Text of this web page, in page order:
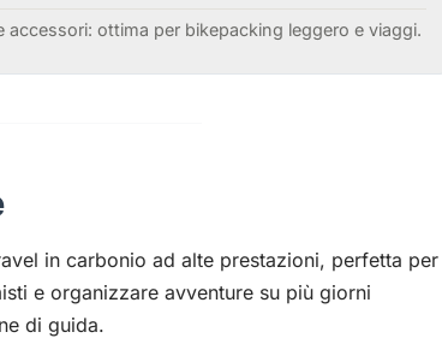
ottima per bikepacking leggero e viaggi.
in carbonio ad alte prestazioni, perfetta per
e organizzare avventure su più giorni
di guida.